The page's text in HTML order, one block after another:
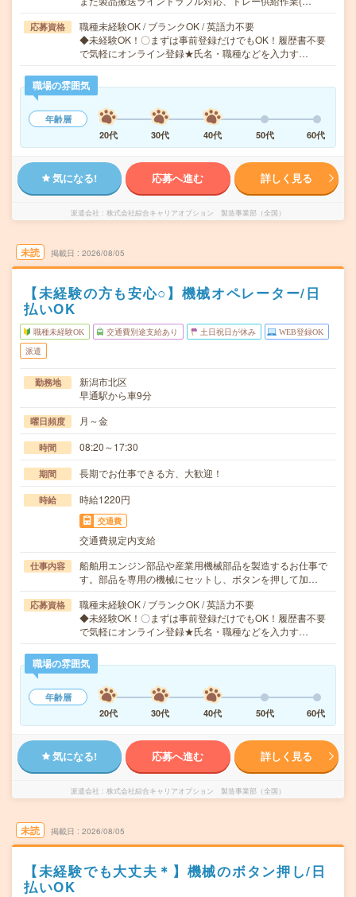
応募資格
職種未経験OK / ブランクOK / 英語力不要
◆未経験OK！〇まずは事前登録だけでもOK！履歴書不要
で気軽にオンライン登録★氏名・職種などを入力す…
職場の雰囲気
年齢層
20代
30代 40代 50代 60代
気になる! 応募へ進む 詳しく見る
派遣会社 株式会社綜合キャリアオプション 製造事業部（全国）
未読 掲載日 2026/08/05
【未経験の方も安心○】機械オペレーター/日
払いOK
職種未経験OK 交通費別途支給あり 土日祝日が休み WEB登録OK
派遣
勤務地
新潟市北区
早通駅から車9分
曜日頻度 月～金
時間 08:20～17:30
期間 長期でお仕事できる方、大歓迎！
時給 時給1220円
交通費
交通費規定内支給
仕事内容
船舶用エンジン部品や産業用機械部品を製造するお仕事で
す。部品を専用の機械にセットし、ボタンを押して加…
応募資格
職種未経験OK / ブランクOK / 英語力不要
◆未経験OK！〇まずは事前登録だけでもOK！履歴書不要
で気軽にオンライン登録★氏名・職種などを入力す…
職場の雰囲気
年齢層
20代
30代 40代 50代 60代
気になる! 応募へ進む 詳しく見る
派遣会社 株式会社綜合キャリアオプション 製造事業部（全国）
未読 掲載日 2026/08/05
【未経験でも大丈夫＊】機械のボタン押し/日
払いOK